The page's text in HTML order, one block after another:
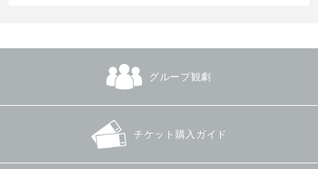
グループ観劇
チケット購入ガイド